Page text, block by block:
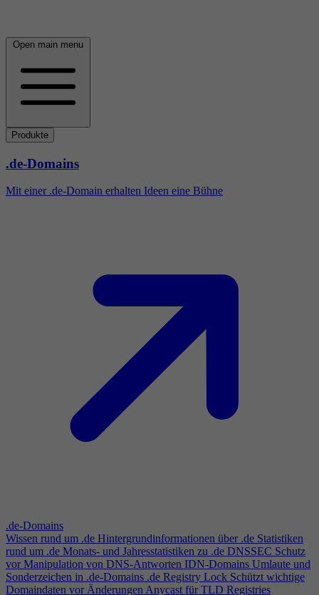
Open main menu
Produkte
.de-Domains
Mit einer .de-Domain erhalten Ideen eine Bühne
.de-Domains
Wissen rund um .de Hintergrundinformationen über .de Statistiken
rund um .de Monats- und Jahresstatistiken zu .de DNSSEC Schutz
vor Manipulation von DNS-Antworten IDN-Domains Umlaute und
Sonderzeichen in .de-Domains .de Registry Lock Schützt wichtige
Domaindaten vor ÄnderungenAnycast für TLD Registries